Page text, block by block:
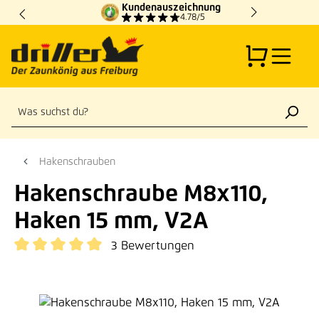
Zum Hauptinhalt springen
Kundenauszeichnung
4.78/5
Hakenschrauben
Hakenschraube M8x110,
Haken 15 mm, V2A
3 Bewertungen
Bildergalerie überspringen